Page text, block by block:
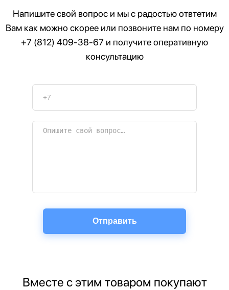
Напишите свой вопрос и мы с радостью отвтетим
Вам как можно скорее или позвоните нам по номеру
+7 (812) 409-38-67 и получите оперативную
консультацию
Вместе с этим товаром покупают